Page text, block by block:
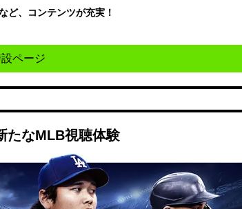
ど、コンテンツが充実！
ページ
たなMLB視聴体験